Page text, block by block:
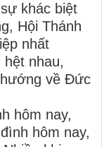
khác biệt
Hội Thánh
nhất
hệt nhau,
về Đức
hôm nay,
hôm nay,